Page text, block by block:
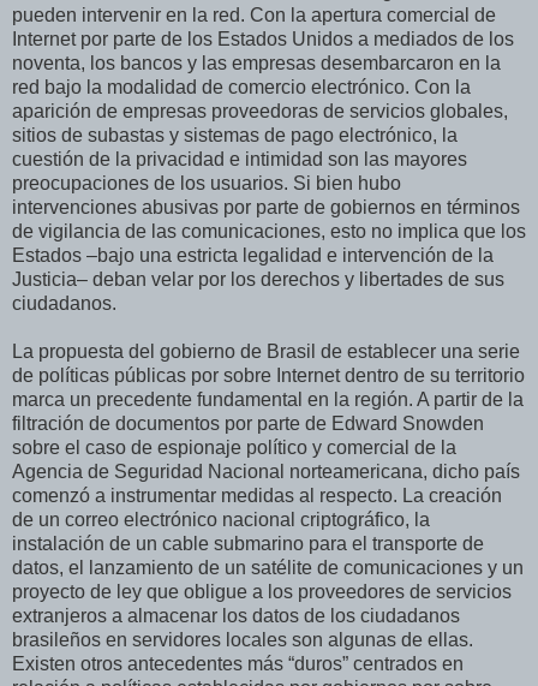
pueden intervenir en la red. Con la apertura comercial de
Internet por parte de los Estados Unidos a mediados de los
noventa, los bancos y las empresas desembarcaron en la
red bajo la modalidad de comercio electrónico. Con la
aparición de empresas proveedoras de servicios globales,
sitios de subastas y sistemas de pago electrónico, la
cuestión de la privacidad e intimidad son las mayores
preocupaciones de los usuarios. Si bien hubo
intervenciones abusivas por parte de gobiernos en términos
de vigilancia de las comunicaciones, esto no implica que los
Estados –bajo una estricta legalidad e intervención de la
Justicia– deban velar por los derechos y libertades de sus
ciudadanos.
La propuesta del gobierno de Brasil de establecer una serie
de políticas públicas por sobre Internet dentro de su territorio
marca un precedente fundamental en la región. A partir de la
filtración de documentos por parte de Edward Snowden
sobre el caso de espionaje político y comercial de la
Agencia de Seguridad Nacional norteamericana, dicho país
comenzó a instrumentar medidas al respecto. La creación
de un correo electrónico nacional criptográfico, la
instalación de un cable submarino para el transporte de
datos, el lanzamiento de un satélite de comunicaciones y un
proyecto de ley que obligue a los proveedores de servicios
extranjeros a almacenar los datos de los ciudadanos
brasileños en servidores locales son algunas de ellas.
Existen otros antecedentes más “duros” centrados en